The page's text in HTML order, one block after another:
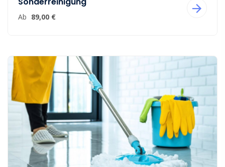
Ab 89,00 €